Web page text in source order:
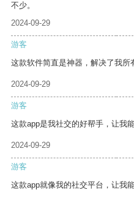
不少。
2024-09-29
游客
这款软件简直是神器，解决了我所
2024-09-29
游客
这款app是我社交的好帮手，让我
2024-09-29
游客
这款app就像我的社交平台，让我